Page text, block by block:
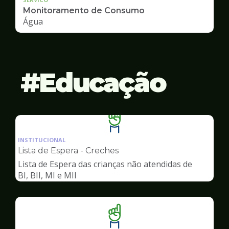
Monitoramento de Consumo
Água
Educação
Ilustração
da
pagina
Educação
INSTITUCIONAL
Lista de Espera - Creches
Lista de Espera das crianças não atendidas de
BI, BII, MI e MII
Ilustração